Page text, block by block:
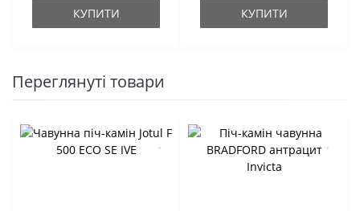
КУПИТИ КУПИТИ
Переглянуті товари